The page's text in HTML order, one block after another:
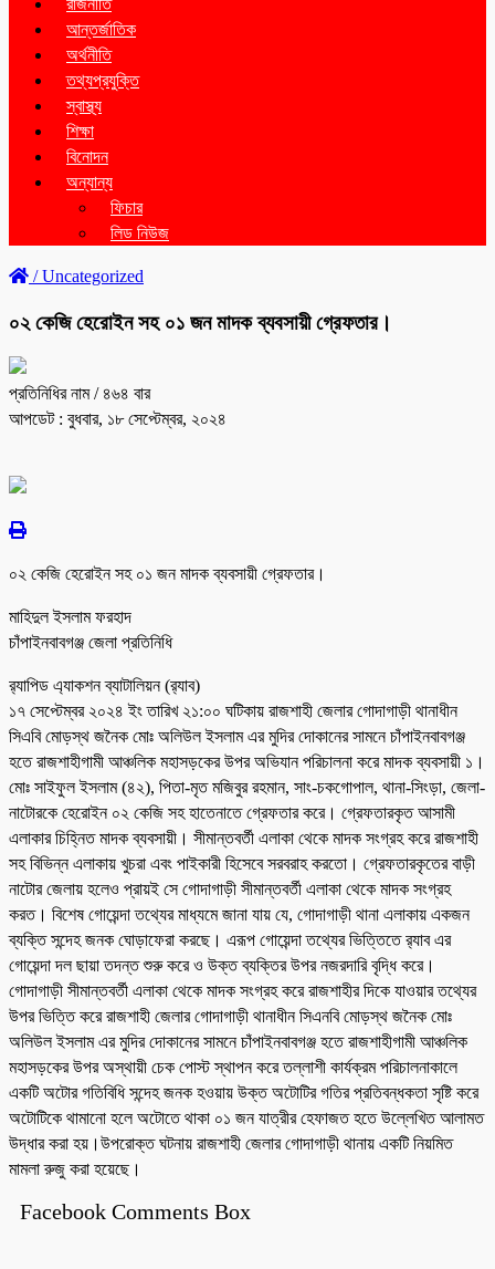
রাজনীতি
আন্তর্জাতিক
অর্থনীতি
তথ্যপ্রযুক্তি
স্বাস্থ্য
শিক্ষা
বিনোদন
অন্যান্য
ফিচার
লিড নিউজ
/Uncategorized
০২ কেজি হেরোইন সহ ০১ জন মাদক ব্যবসায়ী গ্রেফতার।
প্রতিনিধির নাম/ ৪৬৪ বার
আপডেট : বুধবার, ১৮ সেপ্টেম্বর, ২০২৪
০২ কেজি হেরোইন সহ ০১ জন মাদক ব্যবসায়ী গ্রেফতার।
মাহিদুল ইসলাম ফরহাদ
চাঁপাইনবাবগঞ্জ জেলা প্রতিনিধি
র‌্যাপিড এ্যাকশন ব্যাটালিয়ন (র‌্যাব)
১৭ সেপ্টেম্বর ২০২৪ ইং তারিখ ২১:০০ ঘটিকায় রাজশাহী জেলার গোদাগাড়ী থানাধীন
সিএবি মোড়স্থ জনৈক মোঃ অলিউল ইসলাম এর মুদির দোকানের সামনে চাঁপাইনবাবগঞ্জ
হতে রাজশাহীগামী আঞ্চলিক মহাসড়কের উপর অভিযান পরিচালনা করে মাদক ব্যবসায়ী ১।
মোঃ সাইফুল ইসলাম (৪২), পিতা-মৃত মজিবুর রহমান, সাং-চকগোপাল, থানা-সিংড়া, জেলা-
নাটোরকে হেরোইন ০২ কেজি সহ হাতেনাতে গ্রেফতার করে। গ্রেফতারকৃত আসামী
এলাকার চিহ্নিত মাদক ব্যবসায়ী। সীমান্তবর্তী এলাকা থেকে মাদক সংগ্রহ করে রাজশাহী
সহ বিভিন্ন এলাকায় খুচরা এবং পাইকারী হিসেবে সরবরাহ করতো। গ্রেফতারকৃতের বাড়ী
নাটোর জেলায় হলেও প্রায়ই সে গোদাগাড়ী সীমান্তবর্তী এলাকা থেকে মাদক সংগ্রহ
করত। বিশেষ গোয়েন্দা তথ্যের মাধ্যমে জানা যায় যে, গোদাগাড়ী থানা এলাকায় একজন
ব্যক্তি সন্দেহ জনক ঘোড়াফেরা করছে। এরূপ গোয়েন্দা তথ্যের ভিত্তিতে র‌্যাব এর
গোয়েন্দা দল ছায়া তদন্ত শুরু করে ও উক্ত ব্যক্তির উপর নজরদারি বৃদ্ধি করে।
গোদাগাড়ী সীমান্তবর্তী এলাকা থেকে মাদক সংগ্রহ করে রাজশাহীর দিকে যাওয়ার তথ্যের
উপর ভিত্তি করে রাজশাহী জেলার গোদাগাড়ী থানাধীন সিএনবি মোড়স্থ জনৈক মোঃ
অলিউল ইসলাম এর মুদির দোকানের সামনে চাঁপাইনবাবগঞ্জ হতে রাজশাহীগামী আঞ্চলিক
মহাসড়কের উপর অস্থায়ী চেক পোস্ট স্থাপন করে তল্লাশী কার্যক্রম পরিচালনাকালে
একটি অটোর গতিবিধি সন্দেহ জনক হওয়ায় উক্ত অটোটির গতির প্রতিবন্ধকতা সৃষ্টি করে
অটোটিকে থামানো হলে অটোতে থাকা ০১ জন যাত্রীর হেফাজত হতে উল্লেখিত আলামত
উদ্ধার করা হয়।উপরোক্ত ঘটনায় রাজশাহী জেলার গোদাগাড়ী থানায় একটি নিয়মিত
মামলা রুজু করা হয়েছে।
Facebook Comments Box